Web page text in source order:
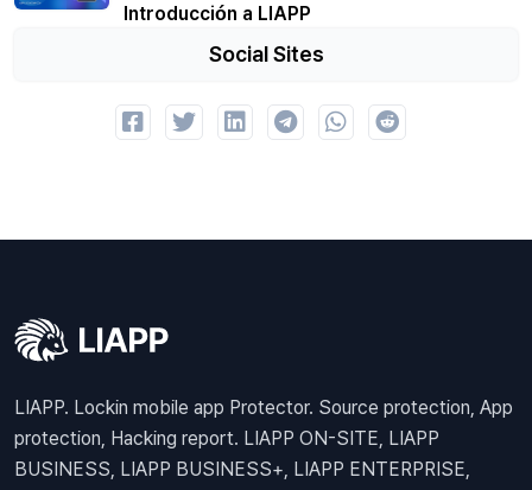
Introducción a LIAPP
Social Sites
LIAPP. Lockin mobile app Protector. Source protection, App
protection, Hacking report. LIAPP ON-SITE, LIAPP
BUSINESS, LIAPP BUSINESS+, LIAPP ENTERPRISE,